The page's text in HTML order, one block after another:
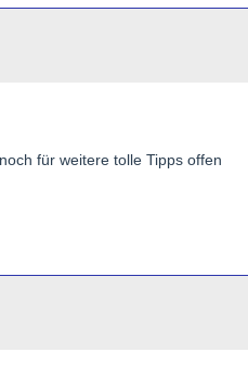
für weitere tolle Tipps offen